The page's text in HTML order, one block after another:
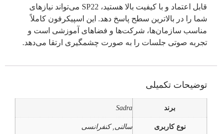
قابل اعتماد و با کیفیت بالا هستید، SP22 می‌تواند نیازهای
شما را در بالاترین سطح پاسخ دهد. این اسپیکرفون کاملاً
مناسب سازمان‌ها، شرکت‌ها و فضاهای آموزشی است و
تجربه صوتی جلسات را به صورت چشمگیری ارتقا می‌دهد.
توضیحات تکمیلی
برند Sadra
نوع کاربری سالنی, کنفرانسی